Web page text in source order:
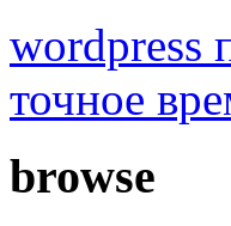
wordpress
точное
browse